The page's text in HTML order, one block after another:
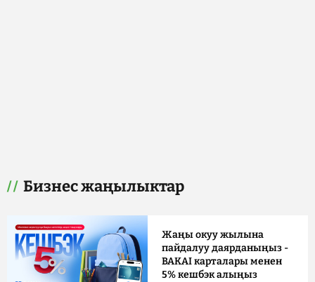
Бизнес жаңылыктар
Жаңы окуу жылына
пайдалуу даярданыңыз -
BAKAI карталары менен
5% кешбэк алыңыз